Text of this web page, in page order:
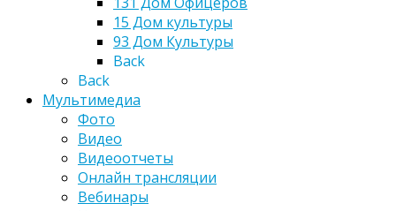
15 Дом культуры
93 Дом Культуры
Back
Back
Мультимедиа
Фото
Видео
Видеоотчеты
Онлайн трансляции
Вебинары